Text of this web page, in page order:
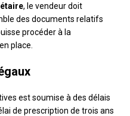
, le vendeur doit
des documents relatifs
procéder à la
place.
est soumise à des délais
de prescription de trois ans